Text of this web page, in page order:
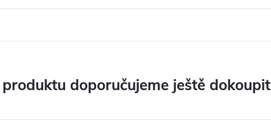
doporučujeme ještě dokoupit